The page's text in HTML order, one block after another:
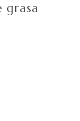
grasa